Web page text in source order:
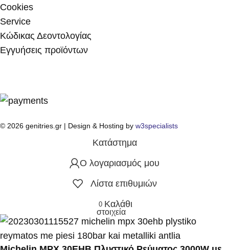
Cookies
Service
Κώδικας Δεοντολογίας
Εγγυήσεις προϊόντων
© 2026 genitries.gr | Design & Hosting by w3specialists
Κατάστημα
Ο λογαριασμός μου
Λίστα επιθυμιών
0
στοιχεία
Καλάθι